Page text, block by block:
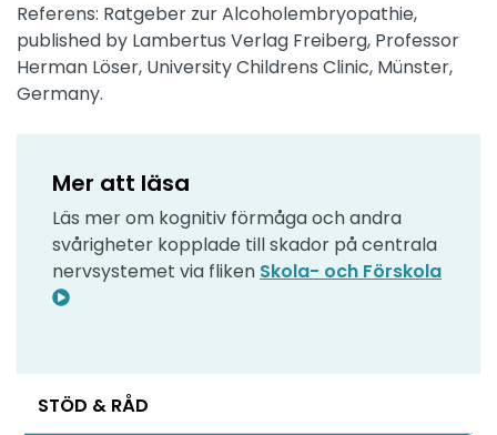
STÖD & RÅD
Referens: Ratgeber zur Alcoholembryopathie,
published by Lambertus Verlag Freiberg, Professor
Herman Löser, University Childrens Clinic, Münster,
Germany.
Mer att läsa
Läs mer om kognitiv förmåga och andra
svårigheter kopplade till skador på centrala
nervsystemet via fliken Skola- och Förskola